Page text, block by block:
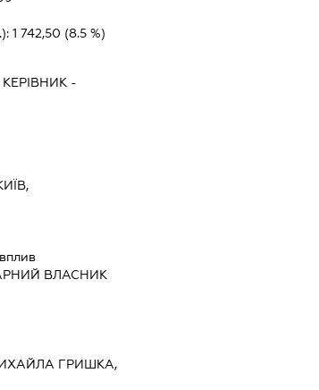
1 742,50 (8.5 %)
КЕРІВНИК -
ВЛАСНИК
ГРИШКА,